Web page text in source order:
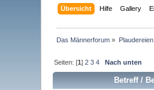
Übersicht Hilfe Gallery
Das Männerforum » Plaudereien
Seiten: [1]2 3 4 Nach unten
Betreff/